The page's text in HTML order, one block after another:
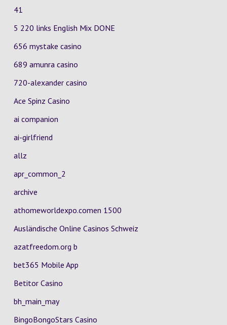
41
5 220 links English Mix DONE
656 mystake casino
689 amunra casino
720-alexander casino
Ace Spinz Casino
ai companion
ai-girlfriend
allz
apr_common_2
archive
athomeworldexpo.comen 1500
Ausländische Online Casinos Schweiz
azatfreedom.org b
bet365 Mobile App
Betitor Casino
bh_main_may
BingoBongoStars Casino